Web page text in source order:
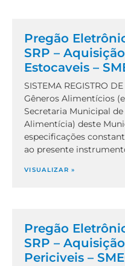
Pregão
SRP –
Estocaveis –
SISTEMA REGISTRO
Gêneros Alimentícios
Secretaria Municipal
Alimentícia) deste
especificações
ao presente
VISUALIZAR »
Pregão
SRP –
Periciveis –